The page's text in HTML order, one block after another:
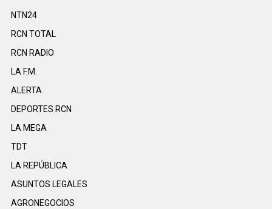
NTN24
RCN TOTAL
RCN RADIO
LA F.M.
ALERTA
DEPORTES RCN
LA MEGA
TDT
LA REPÚBLICA
ASUNTOS LEGALES
AGRONEGOCIOS